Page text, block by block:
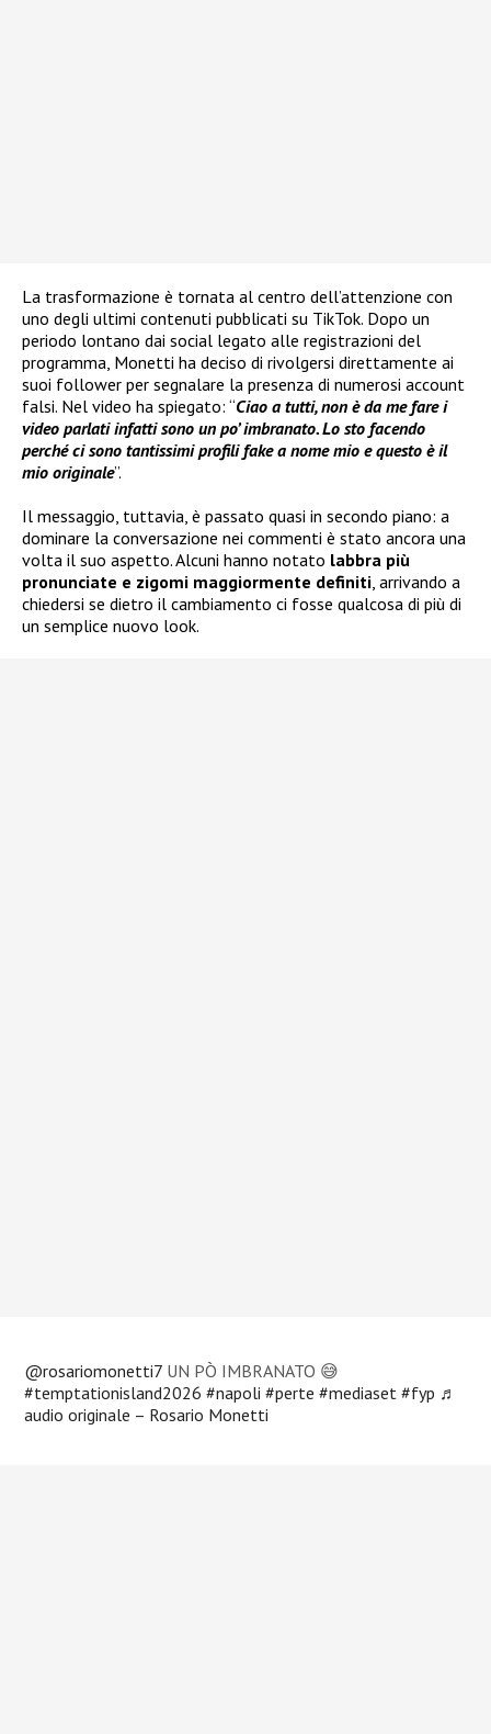
La trasformazione è tornata al centro dell’attenzione con
uno degli ultimi contenuti pubblicati su TikTok. Dopo un
periodo lontano dai social legato alle registrazioni del
programma, Monetti ha deciso di rivolgersi direttamente ai
suoi follower per segnalare la presenza di numerosi account
falsi. Nel video ha spiegato: “Ciao a tutti, non è da me fare i
video parlati infatti sono un po’ imbranato. Lo sto facendo
perché ci sono tantissimi profili fake a nome mio e questo è il
mio originale”.
Il messaggio, tuttavia, è passato quasi in secondo piano: a
dominare la conversazione nei commenti è stato ancora una
volta il suo aspetto. Alcuni hanno notato labbra più
pronunciate e zigomi maggiormente definiti, arrivando a
chiedersi se dietro il cambiamento ci fosse qualcosa di più di
un semplice nuovo look.
@rosariomonetti7 UN PÒ IMBRANATO 😅
#temptationisland2026 #napoli #perte #mediaset #fyp ♬
audio originale – Rosario Monetti